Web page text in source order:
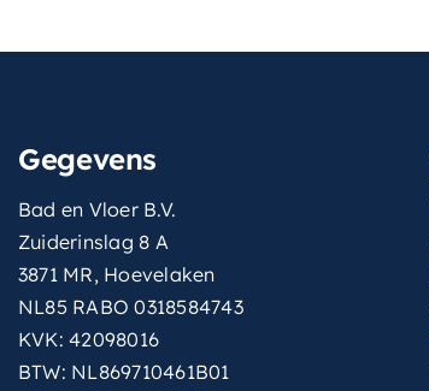
Gegevens
Bad en Vloer B.V.
Zuiderinslag 8 A
3871 MR, Hoevelaken
NL85 RABO 0318584743
KVK: 42098016
BTW: NL869710461B01